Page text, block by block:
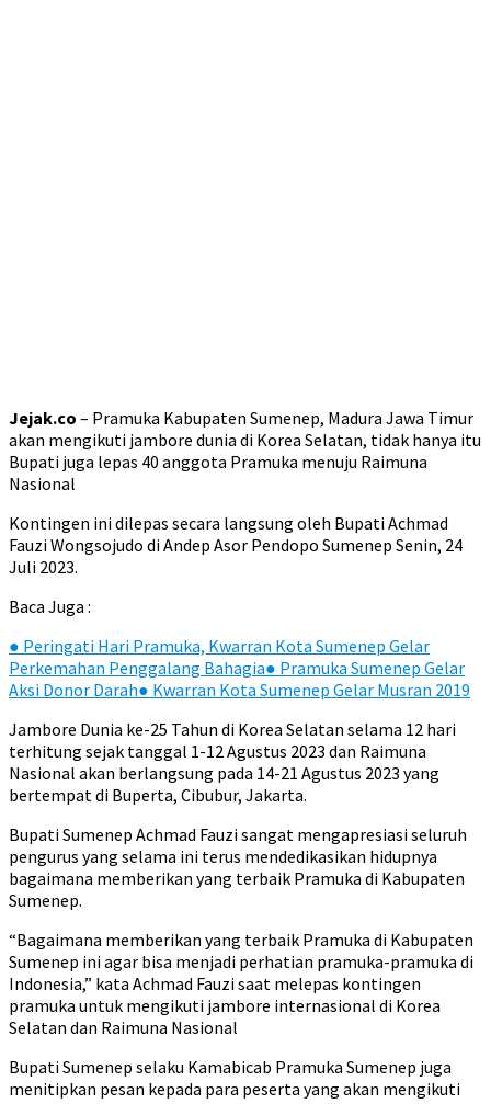
Jejak.co – Pramuka Kabupaten Sumenep, Madura Jawa Timur
akan mengikuti jambore dunia di Korea Selatan, tidak hanya itu
Bupati juga lepas 40 anggota Pramuka menuju Raimuna
Nasional
Kontingen ini dilepas secara langsung oleh Bupati Achmad
Fauzi Wongsojudo di Andep Asor Pendopo Sumenep Senin, 24
Juli 2023.
Baca Juga :
● Peringati Hari Pramuka, Kwarran Kota Sumenep Gelar
Perkemahan Penggalang Bahagia● Pramuka Sumenep Gelar
Aksi Donor Darah● Kwarran Kota Sumenep Gelar Musran 2019
Jambore Dunia ke-25 Tahun di Korea Selatan selama 12 hari
terhitung sejak tanggal 1-12 Agustus 2023 dan Raimuna
Nasional akan berlangsung pada 14-21 Agustus 2023 yang
bertempat di Buperta, Cibubur, Jakarta.
Bupati Sumenep Achmad Fauzi sangat mengapresiasi seluruh
pengurus yang selama ini terus mendedikasikan hidupnya
bagaimana memberikan yang terbaik Pramuka di Kabupaten
Sumenep.
“Bagaimana memberikan yang terbaik Pramuka di Kabupaten
Sumenep ini agar bisa menjadi perhatian pramuka-pramuka di
Indonesia,” kata Achmad Fauzi saat melepas kontingen
pramuka untuk mengikuti jambore internasional di Korea
Selatan dan Raimuna Nasional
Bupati Sumenep selaku Kamabicab Pramuka Sumenep juga
menitipkan pesan kepada para peserta yang akan mengikuti